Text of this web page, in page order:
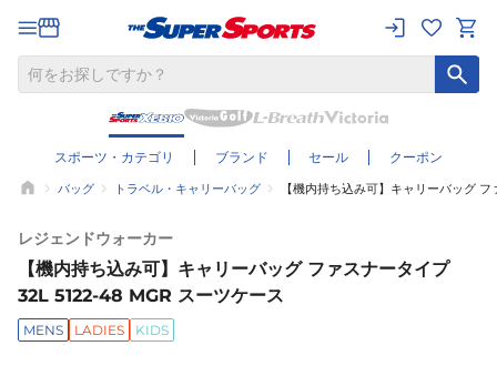
スポーツ・カテゴリ ブランド セール クーポン
バッグ トラベル・キャリーバッグ 【機内持ち込み可】キャリーバッグ
レジェンドウォーカー
【機内持ち込み可】キャリーバッグ ファスナータイプ
32L 5122-48 MGR スーツケース
MENS LADIES KIDS